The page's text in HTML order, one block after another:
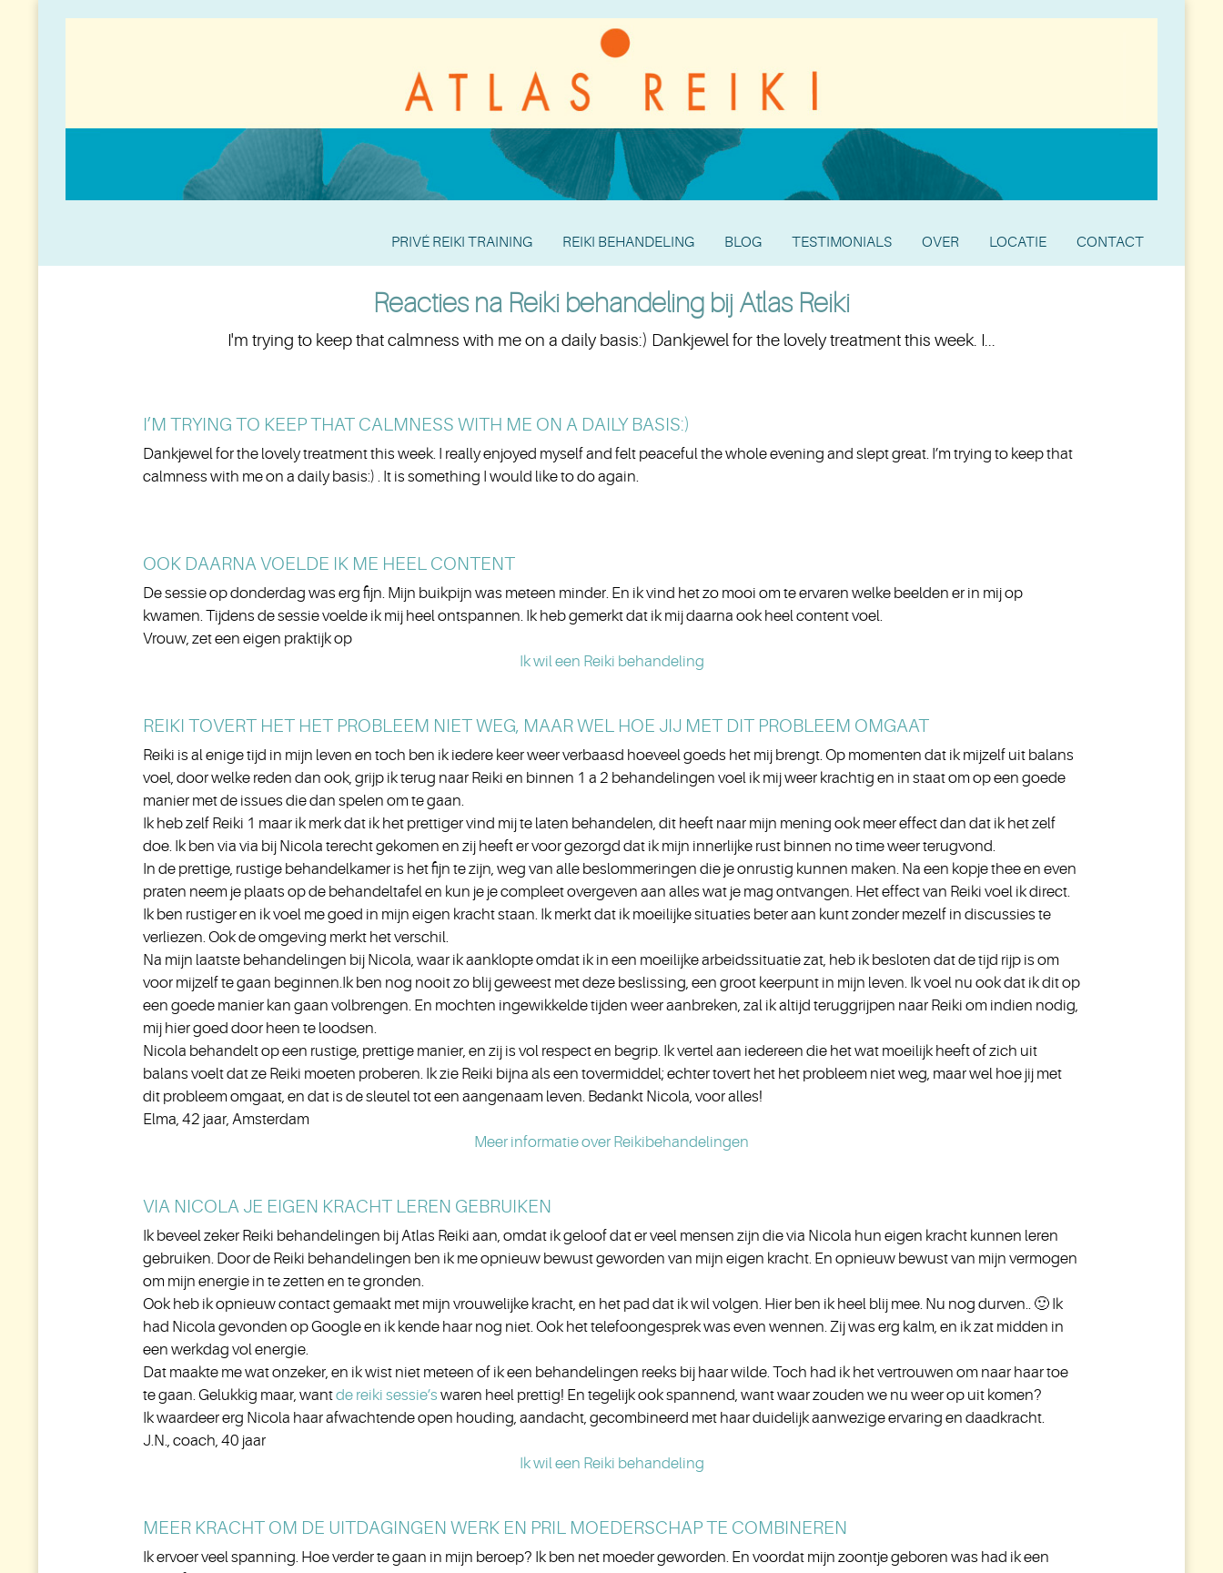
PRIVÉ REIKI TRAINING REIKI BEHANDELING BLOG TESTIMONIALS OVER LOCATIE CONTACT
Reacties na Reiki behandeling bij Atlas Reiki
I'm trying to keep that calmness with me on a daily basis:) Dankjewel for the lovely treatment this week. I...
I’M TRYING TO KEEP THAT CALMNESS WITH ME ON A DAILY BASIS:)
Dankjewel for the lovely treatment this week. I really enjoyed myself and felt peaceful the whole evening and slept great. I’m trying to keep that
calmness with me on a daily basis:) . It is something I would like to do again.
OOK DAARNA VOELDE IK ME HEEL CONTENT
De sessie op donderdag was erg fijn. Mijn buikpijn was meteen minder. En ik vind het zo mooi om te ervaren welke beelden er in mij op
kwamen. Tijdens de sessie voelde ik mij heel ontspannen. Ik heb gemerkt dat ik mij daarna ook heel content voel.
Vrouw, zet een eigen praktijk op
Ik wil een Reiki behandeling
REIKI TOVERT HET HET PROBLEEM NIET WEG, MAAR WEL HOE JIJ MET DIT PROBLEEM OMGAAT
Reiki is al enige tijd in mijn leven en toch ben ik iedere keer weer verbaasd hoeveel goeds het mij brengt. Op momenten dat ik mijzelf uit balans
voel, door welke reden dan ook, grijp ik terug naar Reiki en binnen 1 a 2 behandelingen voel ik mij weer krachtig en in staat om op een goede
manier met de issues die dan spelen om te gaan.
Ik heb zelf Reiki 1 maar ik merk dat ik het prettiger vind mij te laten behandelen, dit heeft naar mijn mening ook meer effect dan dat ik het zelf
doe. Ik ben via via bij Nicola terecht gekomen en zij heeft er voor gezorgd dat ik mijn innerlijke rust binnen no time weer terugvond.
In de prettige, rustige behandelkamer is het fijn te zijn, weg van alle beslommeringen die je onrustig kunnen maken. Na een kopje thee en even
praten neem je plaats op de behandeltafel en kun je je compleet overgeven aan alles wat je mag ontvangen. Het effect van Reiki voel ik direct.
Ik ben rustiger en ik voel me goed in mijn eigen kracht staan. Ik merkt dat ik moeilijke situaties beter aan kunt zonder mezelf in discussies te
verliezen. Ook de omgeving merkt het verschil.
Na mijn laatste behandelingen bij Nicola, waar ik aanklopte omdat ik in een moeilijke arbeidssituatie zat, heb ik besloten dat de tijd rijp is om
voor mijzelf te gaan beginnen.Ik ben nog nooit zo blij geweest met deze beslissing, een groot keerpunt in mijn leven. Ik voel nu ook dat ik dit op
een goede manier kan gaan volbrengen. En mochten ingewikkelde tijden weer aanbreken, zal ik altijd teruggrijpen naar Reiki om indien nodig,
mij hier goed door heen te loodsen.
Nicola behandelt op een rustige, prettige manier, en zij is vol respect en begrip. Ik vertel aan iedereen die het wat moeilijk heeft of zich uit
balans voelt dat ze Reiki moeten proberen. Ik zie Reiki bijna als een tovermiddel; echter tovert het het probleem niet weg, maar wel hoe jij met
dit probleem omgaat, en dat is de sleutel tot een aangenaam leven. Bedankt Nicola, voor alles!
Elma, 42 jaar, Amsterdam
Meer informatie over Reikibehandelingen
VIA NICOLA JE EIGEN KRACHT LEREN GEBRUIKEN
Ik beveel zeker Reiki behandelingen bij Atlas Reiki aan, omdat ik geloof dat er veel mensen zijn die via Nicola hun eigen kracht kunnen leren
gebruiken. Door de Reiki behandelingen ben ik me opnieuw bewust geworden van mijn eigen kracht. En opnieuw bewust van mijn vermogen
om mijn energie in te zetten en te gronden.
Ook heb ik opnieuw contact gemaakt met mijn vrouwelijke kracht, en het pad dat ik wil volgen. Hier ben ik heel blij mee. Nu nog durven.. 🙂 Ik
had Nicola gevonden op Google en ik kende haar nog niet. Ook het telefoongesprek was even wennen. Zij was erg kalm, en ik zat midden in
een werkdag vol energie.
Dat maakte me wat onzeker, en ik wist niet meteen of ik een behandelingen reeks bij haar wilde. Toch had ik het vertrouwen om naar haar toe
te gaan. Gelukkig maar, wantde reiki sessie’s waren heel prettig! En tegelijk ook spannend, want waar zouden we nu weer op uit komen?
Ik waardeer erg Nicola haar afwachtende open houding, aandacht, gecombineerd met haar duidelijk aanwezige ervaring en daadkracht.
J.N., coach, 40 jaar
Ik wil een Reiki behandeling
MEER KRACHT OM DE UITDAGINGEN WERK EN PRIL MOEDERSCHAP TE COMBINEREN
Ik ervoer veel spanning. Hoe verder te gaan in mijn beroep? Ik ben net moeder geworden. En voordat mijn zoontje geboren was had ik een